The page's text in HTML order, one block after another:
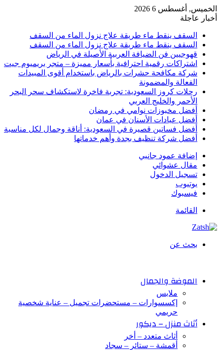
الخميس, أغسطس 6 2026
أخبار عاجلة
السقف ينقط ماء طريقة علاج نزول الماء من السقف
السقف ينقط ماء طريقة علاج نزول الماء من السقف
قهوجيين فن الضيافة العربية الأصيلة في الرياض
اشتراكات رقمية احترافية بأسعار مميزة – متجر بريميوم جيت
شركة مكافحة حشرات بالرياض باستخدام أقوى المبيدات
الفعالة والمضمونة
رحلات كروز السعودية: تجربة فاخرة لاستكشاف سحر البحر
الأحمر والخليج العربي
أفضل مخبوزات نوامي في رمضان
أفضل عيادات الأسنان في عمان
أفضل فساتين قصيرة في السعودية: أناقة وجمال لكل مناسبة
أفضل شركة تنظيف بجدة وأهم خدماتها
إضافة عمود جانبي
مقال عشوائي
تسجيل الدخول
يوتيوب
فيسبوك
القائمة
بحث عن
الموضة والجمال
ملابس
إكسسوارات – مستحضرات تجميل – عناية شخصية
حريمي
أثاث منزل – ديكور
أثاث متعدد – أخر
أقمشة – ستائر – سجاد